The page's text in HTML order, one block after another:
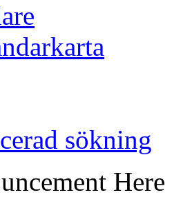
sökning
Here